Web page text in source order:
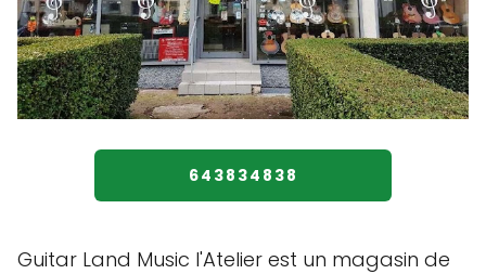
643834838
Guitar Land Music l'Atelier est un magasin de